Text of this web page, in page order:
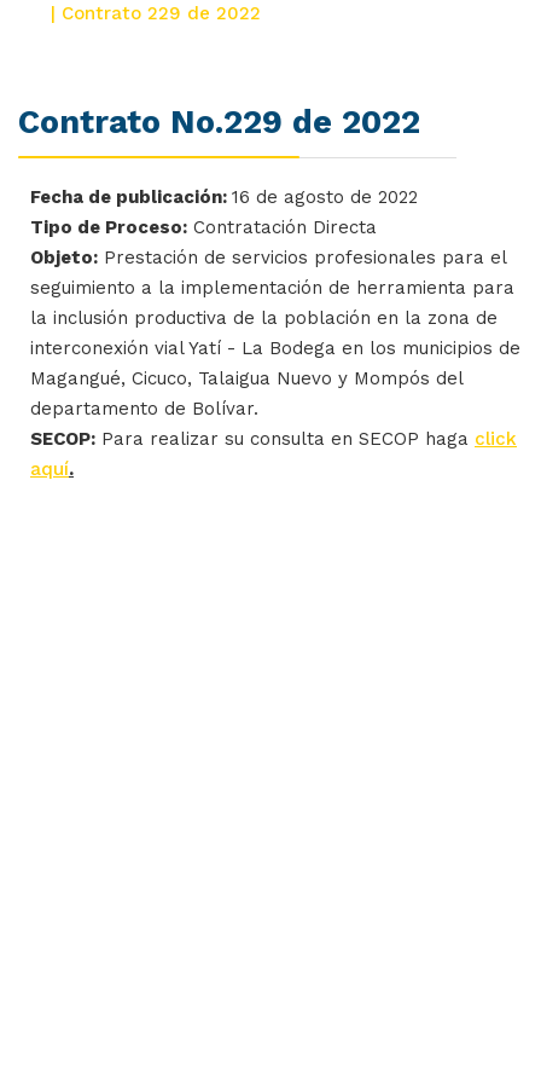
| Contrato 229 de 2022
Contrato No.229 de 2022
Fecha de publicación: 16 de agosto de 2022
Tipo de Proceso: Contratación Directa
Objeto: Prestación de servicios profesionales para el
seguimiento a la implementación de herramienta para
la inclusión productiva de la población en la zona de
interconexión vial Yatí - La Bodega en los municipios de
Magangué, Cicuco, Talaigua Nuevo y Mompós del
departamento de Bolívar.
SECOP: Para realizar su consulta en SECOP haga click
aquí.